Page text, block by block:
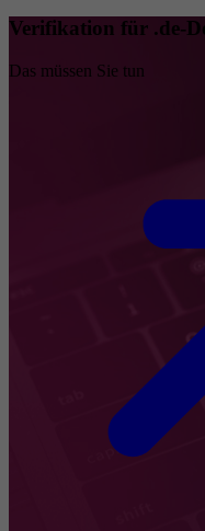
Verifikation für .de-
Das müssen Sie tun